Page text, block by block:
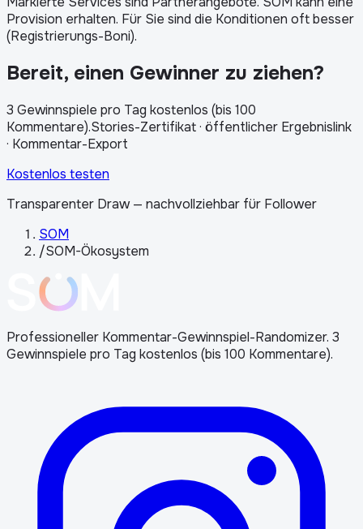
Provision erhalten. Für Sie sind die Konditionen oft besser
(Registrierungs-Boni).
Bereit, einen Gewinner zu ziehen?
3 Gewinnspiele pro Tag kostenlos (bis 100
Kommentare).Stories-Zertifikat · öffentlicher Ergebnislink
· Kommentar-Export
Kostenlos testen
Transparenter Draw — nachvollziehbar für Follower
SOM
/SOM-Ökosystem
Professioneller Kommentar-Gewinnspiel-Randomizer. 3
Gewinnspiele pro Tag kostenlos (bis 100 Kommentare).